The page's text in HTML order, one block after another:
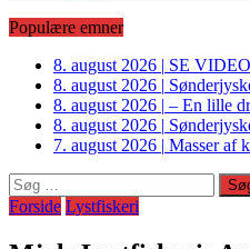
Populære emner
8. august 2026 | SE
8. august 2026 |
8. august 2026 | – En lille
8. august 2026 |
7. august 2026 | Masser af
Søg
efter:
Forside Lystfiskeri